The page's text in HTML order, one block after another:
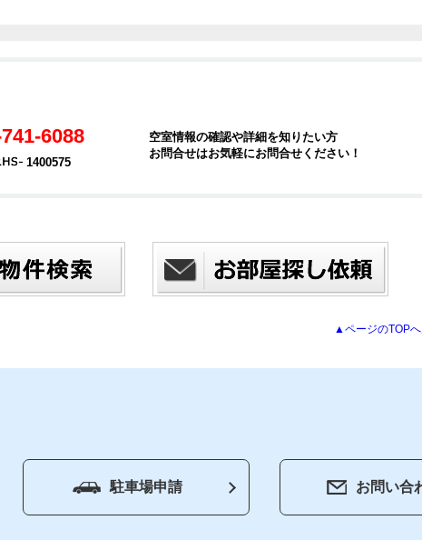
会社紹介
6088
1400575
空室情報の確認や詳細を知りたい方
お問合せはお気軽にお問合せください！
▲ページのTOP
駐車場申請 お問い合